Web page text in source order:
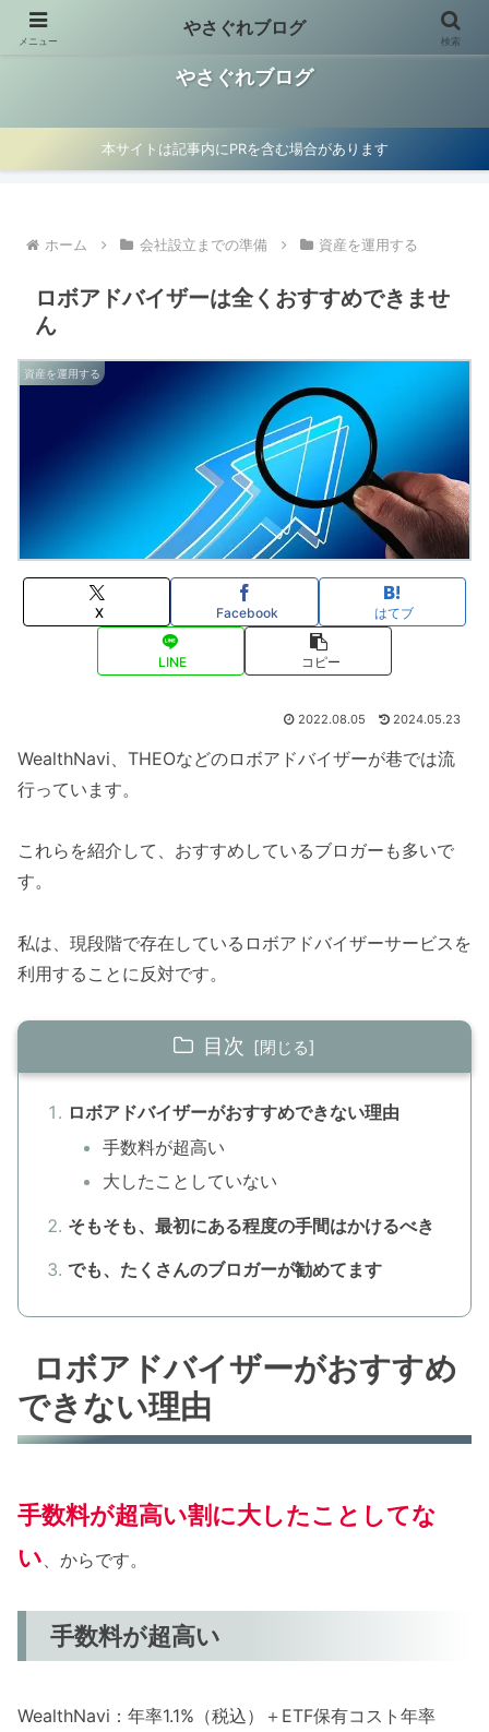
やさぐれブログ
本サイトは記事内にPRを含む場合があります
ホーム 会社設立までの準備 資産を運用する
ロボアドバイザーは全くおすすめできませ
ん
資産を運用する
X Facebook はてブ
LINE コピー
2022.08.05 2024.05.23
WealthNavi、THEOなどのロボアドバイザーが巷では流
行っています。
これらを紹介して、おすすめしているブロガーも多いで
す。
私は、現段階で存在しているロボアドバイザーサービスを
利用することに反対です。
目次
ロボアドバイザーがおすすめできない理由
手数料が超高い
大したことしていない
そもそも、最初にある程度の手間はかけるべき
でも、たくさんのブロガーが勧めてます
ロボアドバイザーがおすすめ
できない理由
手数料が超高い割に大したことしてな
い、からです。
手数料が超高い
WealthNavi：年率1.1%（税込）＋ETF保有コスト年率
メニュー
やさぐれブログ
検索